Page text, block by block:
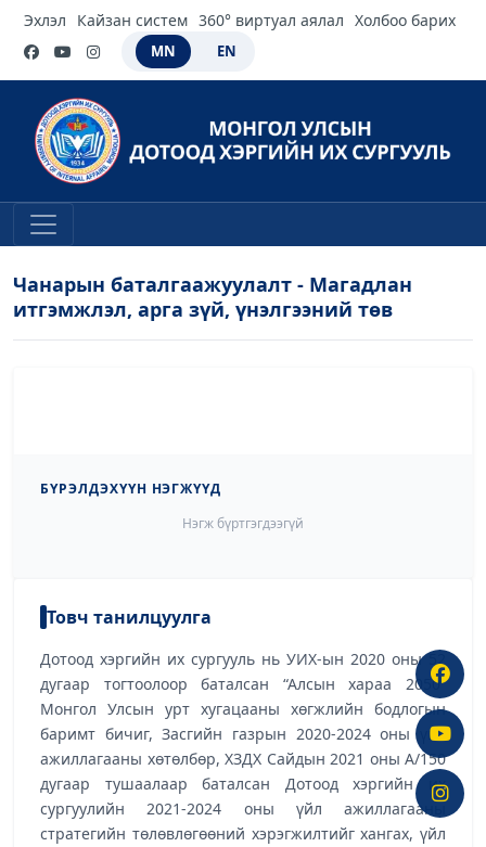
Эхлэл Кайзан систем 360° виртуал аялал Холбоо барих
MN EN
Чанарын баталгаажуулалт - Магадлан
итгэмжлэл, арга зүй, үнэлгээний төв
БҮРЭЛДЭХҮҮН НЭГЖҮҮД
Нэгж бүртгэгдээгүй
Товч танилцуулга
Дотоод хэргийн их сургууль нь УИХ-ын 2020 оны 52
дугаар тогтоолоор баталсан “Алсын хараа 2050”
Монгол Улсын урт хугацааны хөгжлийн бодлогын
баримт бичиг, Засгийн газрын 2020-2024 оны үйл
ажиллагааны хөтөлбөр, ХЗДХ Сайдын 2021 оны А/150
дугаар тушаалаар баталсан Дотоод хэргийн их
сургуулийн 2021-2024 оны үйл ажиллагааны
стратегийн төлөвлөгөөний хэрэгжилтийг хангах, үйл